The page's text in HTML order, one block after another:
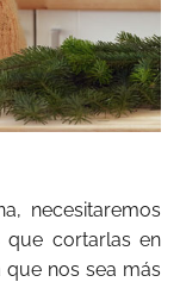
necesitaremos
que cortarlas en
nos sea más